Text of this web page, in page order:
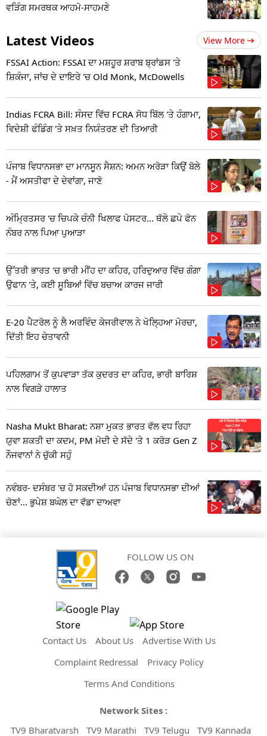
ਵੜਿੰਗ ਸਮਰਥਕ ਆਹਮੋ-ਸਾਹਮਣੇ
Latest Videos View More
FSSAI Action: FSSAI ਦਾ ਮਸ਼ਹੂਰ ਸ਼ਰਾਬ ਬ੍ਰਾਂਡਸ 'ਤੇ
ਸ਼ਿਕੰਜਾ, ਜਾਂਚ ਦੇ ਦਾਇਰੇ 'ਚ Old Monk, McDowells
Indias FCRA Bill: ਸੰਸਦ ਵਿੱਚ FCRA ਸੋਧ ਬਿੱਲ 'ਤੇ ਹੰਗਾਮਾ,
ਵਿਦੇਸ਼ੀ ਫੰਡਿੰਗ 'ਤੇ ਸਖ਼ਤ ਨਿਯੰਤਰਣ ਦੀ ਤਿਆਰੀ
ਪੰਜਾਬ ਵਿਧਾਨਸਭਾ ਦਾ ਮਾਨਸੂਨ ਸੈਸ਼ਨ: ਅਮਨ ਅਰੋੜਾ ਕਿਉਂ ਬੋਲੇ
- ਮੈਂ ਅਸਤੀਫਾ ਦੇ ਦੇਵਾਂਗਾ, ਜਾਣੋ
ਅੰਮ੍ਰਿਤਸਰ 'ਚ ਚਿਪਕੇ ਚੰਨੀ ਖਿਲਾਫ ਪੋਸਟਰ... ਥੱਲੇ ਛਪੇ ਫੋਨ
ਨੰਬਰ ਨਾਲ ਪਿਆ ਪੁਆੜਾ
ਉੱਤਰੀ ਭਾਰਤ 'ਚ ਭਾਰੀ ਮੀਂਹ ਦਾ ਕਹਿਰ, ਹਰਿਦੁਆਰ ਵਿੱਚ ਗੰਗਾ
ਉਫਾਨ 'ਤੇ, ਕਈ ਸੂਬਿਆਂ ਵਿੱਚ ਬਚਾਅ ਕਾਰਜ ਜਾਰੀ
E-20 ਪੈਟਰੋਲ ਨੂੰ ਲੈ ਅਰਵਿੰਦ ਕੇਜਰੀਵਾਲ ਨੇ ਖੋਲ੍ਹਿਆ ਮੋਰਚਾ,
ਦਿੱਤੀ ਇਹ ਚੇਤਾਵਨੀ
ਪਹਿਲਗਾਮ ਤੋਂ ਕੁਪਵਾੜਾ ਤੱਕ ਕੁਦਰਤ ਦਾ ਕਹਿਰ, ਭਾਰੀ ਬਾਰਿਸ਼
ਨਾਲ ਵਿਗੜੇ ਹਾਲਾਤ
Nasha Mukt Bharat: ਨਸ਼ਾ ਮੁਕਤ ਭਾਰਤ ਵੱਲ ਵਧ ਰਿਹਾ
ਯੁਵਾ ਸ਼ਕਤੀ ਦਾ ਕਦਮ, PM ਮੋਦੀ ਦੇ ਸੱਦੇ 'ਤੇ 1 ਕਰੋੜ Gen Z
ਨੌਜਵਾਨਾਂ ਨੇ ਚੁੱਕੀ ਸਹੁੰ
ਨਵੰਬਰ- ਦਸੰਬਰ 'ਚ ਹੋ ਸਕਦੀਆਂ ਹਨ ਪੰਜਾਬ ਵਿਧਾਨਸਭਾ ਦੀਆਂ
ਚੋਣਾਂ... ਭੁਪੇਸ਼ ਬਘੇਲ ਦਾ ਵੱਡਾ ਦਾਅਵਾ
FOLLOW US ON
Contact Us About Us
Advertise With Us
Complaint Redressal
Privacy Policy
Terms And Conditions
Network Sites :
TV9 Bharatvarsh
TV9 Marathi TV9 Telugu TV9 Kannada